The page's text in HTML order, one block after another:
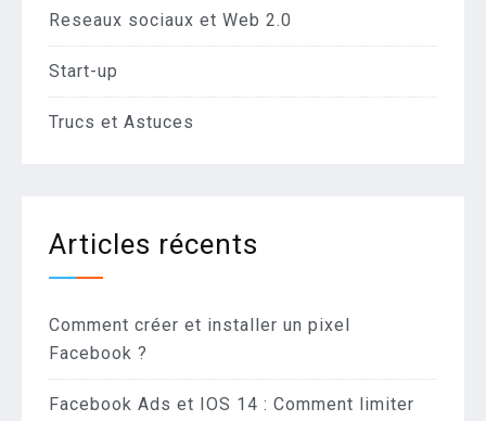
Reseaux sociaux et Web 2.0
Start-up
Trucs et Astuces
Articles récents
Comment créer et installer un pixel
Facebook ?
Facebook Ads et IOS 14 : Comment limiter